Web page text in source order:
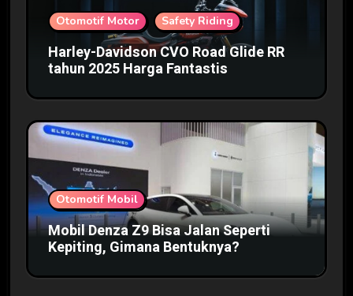
Otomotif Motor Safety Riding
Harley-Davidson CVO Road Glide RR
tahun 2025 Harga Fantastis
Otomotif Mobil
Mobil Denza Z9 Bisa Jalan Seperti
Kepiting, Gimana Bentuknya?